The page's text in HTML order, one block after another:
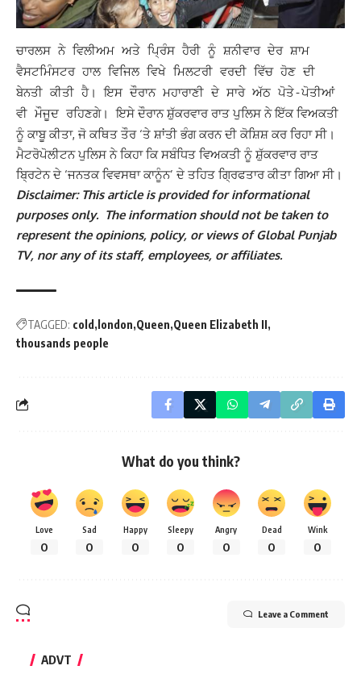
ਚਾਰਲਸ ਨੇ ਵਿਲੀਅਮ ਅਤੇ ਪ੍ਰਿੰਸ ਹੈਰੀ ਨੂੰ ਸ਼ਨੀਵਾਰ ਦੇਰ ਸ਼ਾਮ
ਵੈਸਟਮਿੰਸਟਰ ਹਾਲ ਵਿਜਿਲ ਵਿਖੇ ਮਿਲਟਰੀ ਵਰਦੀ ਵਿੱਚ ਹੋਣ ਦੀ
ਬੇਨਤੀ ਕੀਤੀ ਹੈ। ਇਸ ਦੌਰਾਨ ਮਹਾਰਾਣੀ ਦੇ ਸਾਰੇ ਅੱਠ ਪੋਤੇ-ਪੋਤੀਆਂ
ਵੀ ਮੌਜੂਦ ਰਹਿਣਗੇ।ਇਸੇ ਦੌਰਾਨ ਸ਼ੁੱਕਰਵਾਰ ਰਾਤ ਪੁਲਿਸ ਨੇ ਇੱਕ ਵਿਅਕਤੀ
ਨੂੰ ਕਾਬੂ ਕੀਤਾ, ਜੋ ਕਥਿਤ ਤੌਰ ‘ਤੇ ਸ਼ਾਂਤੀ ਭੰਗ ਕਰਨ ਦੀ ਕੋਸ਼ਿਸ਼ ਕਰ ਰਿਹਾ ਸੀ।
ਮੈਟਰੋਪੋਲੀਟਨ ਪੁਲਿਸ ਨੇ ਕਿਹਾ ਕਿ ਸਬੰਧਿਤ ਵਿਅਕਤੀ ਨੂੰ ਸ਼ੁੱਕਰਵਾਰ ਰਾਤ
ਬ੍ਰਿਟੇਨ ਦੇ ‘ਜਨਤਕ ਵਿਵਸਥਾ ਕਾਨੂੰਨ’ ਦੇ ਤਹਿਤ ਗ੍ਰਿਫਤਾਰ ਕੀਤਾ ਗਿਆ ਸੀ।
Disclaimer: This article is provided for informational
purposes only. The information should not be taken to
represent the opinions, policy, or views of Global Punjab
TV, nor any of its staff, employees, or affiliates.
TAGGED: cold london Queen Queen Elizabeth II
thousands people
What do you think?
Love
0
Sad
0
Happy
0
Sleepy
0
Angry
0
Dead
0
Wink
0
Leave a Comment
ADVT